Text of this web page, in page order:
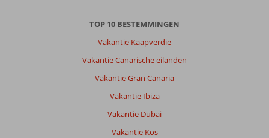
TOP 10 BESTEMMINGEN
Vakantie Kaapverdië
Vakantie Canarische eilanden
Vakantie Gran Canaria
Vakantie Ibiza
Vakantie Dubai
Vakantie Kos